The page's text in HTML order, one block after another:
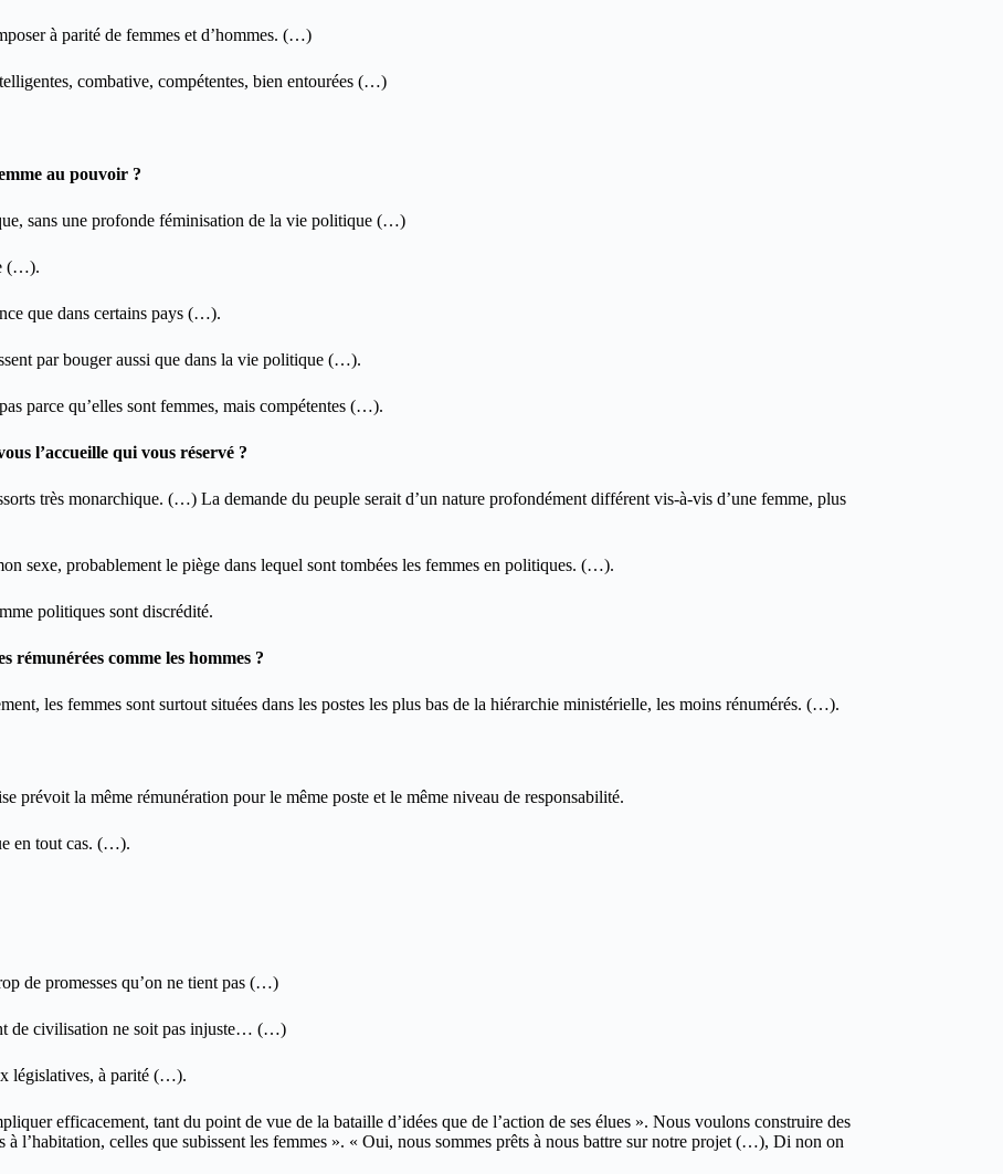
à parité de femmes et d’hommes. (…)
combative, compétentes, bien entourées (…)
au pouvoir ?
sans une profonde féminisation de la vie politique (…)
(…).
que dans certains pays (…).
par bouger aussi que dans la vie politique (…).
parce qu’elles sont femmes, mais compétentes (…).
l’accueille qui vous réservé ?
très monarchique. (…) La demande du peuple serait d’un nature profondément différent vis-à-vis d’une femme, plus
sexe, probablement le piège dans lequel sont tombées les femmes en politiques. (…).
politiques sont discrédité.
rémunérées comme les hommes ?
les femmes sont surtout situées dans les postes les plus bas de la hiérarchie ministérielle, les moins rénumérés. (…).
la même rémunération pour le même poste et le même niveau de responsabilité.
en tout cas. (…).
de promesses qu’on ne tient pas (…)
de civilisation ne soit pas injuste… (…)
législatives, à parité (…).
efficacement, tant du point de vue de la bataille d’idées que de l’action de ses élues ». Nous voulons construire des
à l’habitation, celles que subissent les femmes ». « Oui, nous sommes prêts à nous battre sur notre projet (…), Di non on